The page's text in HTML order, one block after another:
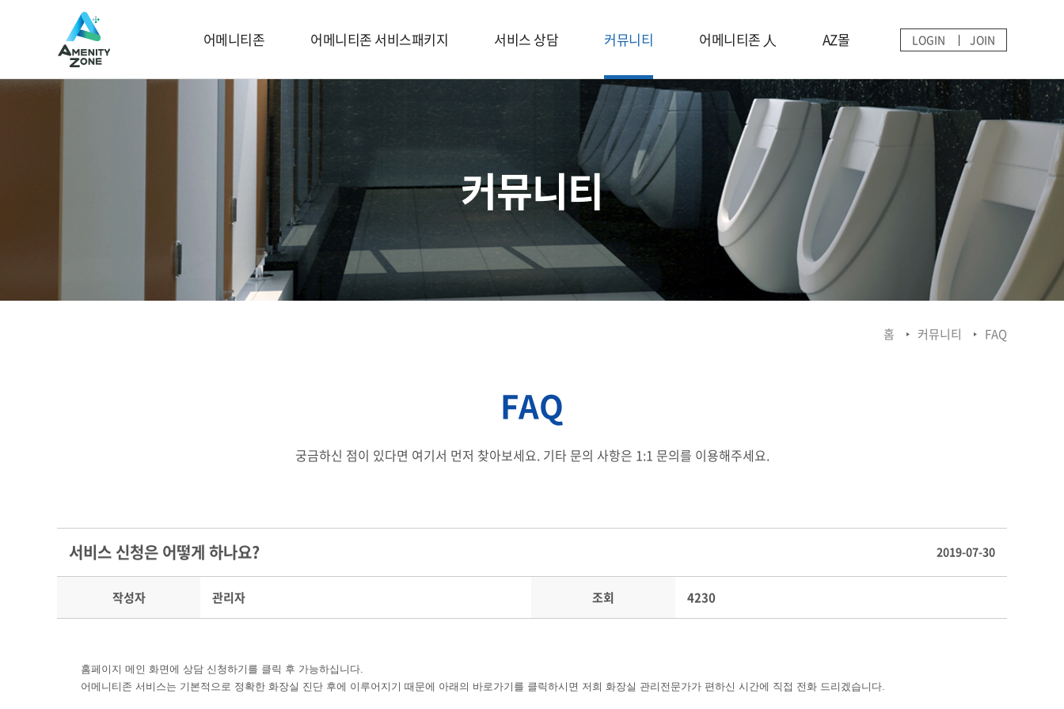
본문내용 바로가기
메인메뉴 바로가기
어메니티존
ABOUT 어메니티존 어메니티존 탄생스토리 어메니티존 경쟁력 회사소개
어메니티존 서비스패키지
어메니티존 서비스 서비스패키지 어메니티존 제품소개
서비스 상담
우리화장실 셀프체크 서비스 사례 서비스 신청
커뮤니티
화장실 이야기 생활정보 공지사항 FAQ 1:1문의
어메니티존 人
어메니티존 인재상 상시지원
AZ몰 LOGIN JOIN
커뮤니티
홈 커뮤니티 FAQ
FAQ
궁금하신 점이 있다면 여기서 먼저 찾아보세요. 기타 문의 사항은 1:1 문의를 이용해주세요.
서비스 신청은 어떻게 하나요? 2019-07-30
작성자 관리자 조회 4230
홈페이지 메인 화면에 상담 신청하기를 클릭 후 가능하십니다.
어메니티존 서비스는 기본적으로 정확한 화장실 진단 후에 이루어지기 때문에 아래의 바로가기를 클릭하시면 저희 화장실 관리전문가가 편하신 시간에 직접 전화 드리겠습니다.